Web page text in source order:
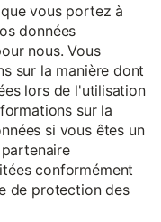
vous portez à
données
nous. Vous
sur la manière dont
lors de l'utilisation
sur la
si vous êtes un
conformément
de protection des